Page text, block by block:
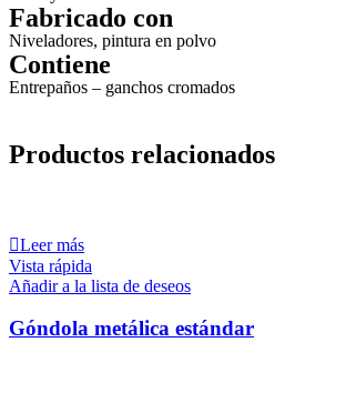
Fabricado con
Niveladores, pintura en polvo
Contiene
Entrepaños – ganchos cromados
Productos relacionados
Leer más
Vista rápida
Añadir a la lista de deseos
Góndola metálica estándar